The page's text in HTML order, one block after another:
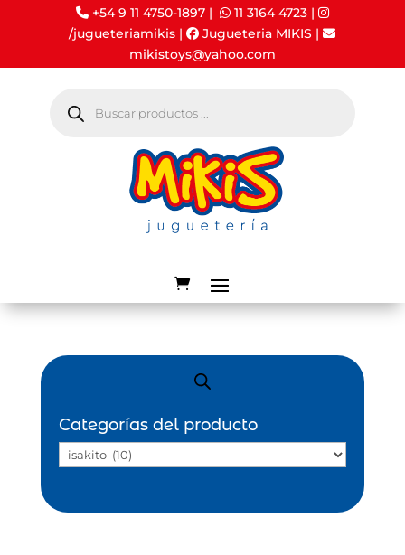
+54 9 11 4750-1897 | 11 3164 4723|
/jugueteriamikis | Jugueteria MIKIS |
mikistoys@yahoo.com
productos
Categorías del producto